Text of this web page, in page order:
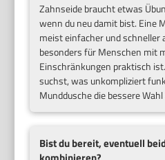
Zahnseide braucht etwas
wenn du neu damit bist. Eine
meist einfacher und schneller
besonders für Menschen mit
Einschränkungen praktisch
suchst, was unkompliziert
Munddusche die bessere
Bist du bereit, eventuell